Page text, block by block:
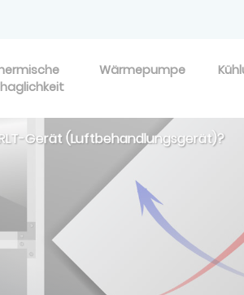
Wärmepumpe
Gerät (Luftbehandlungsgerät)?